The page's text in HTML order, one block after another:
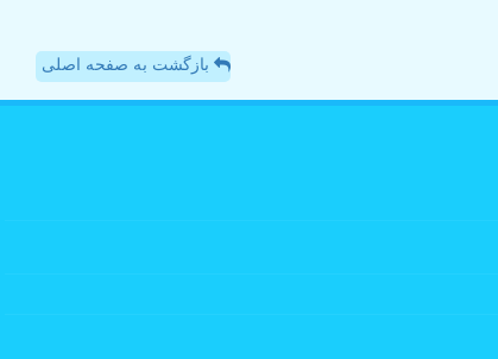
بازگشت به صفحه اصلی